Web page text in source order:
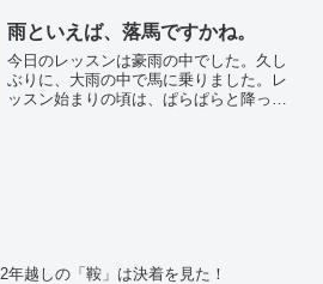
た。その牧場のホームページには電話番
号が掲載されていたので昨夜...
雨といえば、落馬ですかね。
今日のレッスンは豪雨の中でした。久し
ぶりに、大雨の中で馬に乗りました。レ
ッスン始まりの頃は、ぱらぱらと降って
2年越しの「鞍」は決着を見た！